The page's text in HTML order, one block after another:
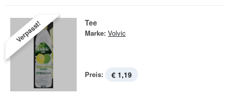
Verpasst! Tee
Marke: Volvic
Preis: € 1,19